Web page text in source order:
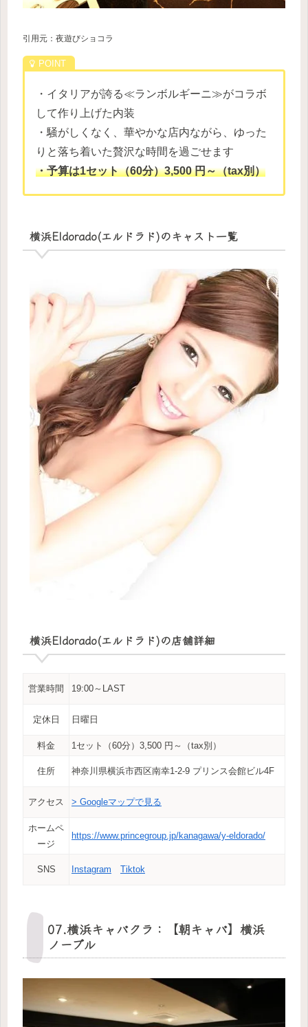
引用元：夜遊びショコラ
・イタリアが誇る≪ランボルギーニ≫がコラボ
して作り上げた内装
・騒がしくなく、華やかな店内ながら、ゆった
りと落ち着いた贅沢な時間を過ごせます
・予算は1セット（60分）3,500 円～（tax別）
横浜Eldorado(エルドラド)のキャスト一覧
横浜Eldorado(エルドラド)の店舗詳細
営業時間 19:00～LAST
定休日 日曜日
料金 1セット（60分）3,500 円～（tax別）
住所 神奈川県横浜市西区南幸1-2-9 プリンス会館ビル4F
アクセス > Googleマップで見る
ホームペ
ージ
https://www.princegroup.jp/kanagawa/y-eldorado/
SNS Instagram Tiktok
07.横浜キャバクラ：【朝キャバ】横浜
ノーブル